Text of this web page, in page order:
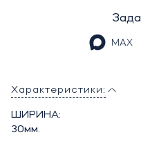
MAX
Характеристики:
ШИРИНА:
30мм.